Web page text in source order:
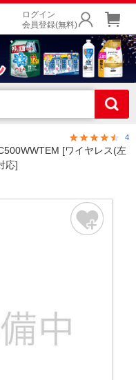
ログイン
会員登録(無料)
4
[ワイヤレス(左
応]